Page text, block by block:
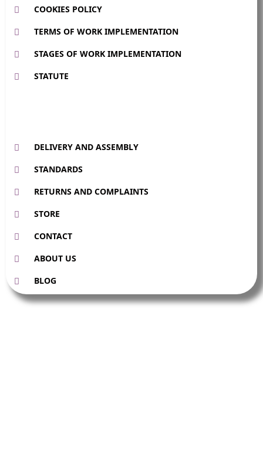
COOKIES POLICY
TERMS OF WORK IMPLEMENTATION
STAGES OF WORK IMPLEMENTATION
STATUTE
DELIVERY AND ASSEMBLY
STANDARDS
RETURNS AND COMPLAINTS
STORE
CONTACT
ABOUT US
BLOG